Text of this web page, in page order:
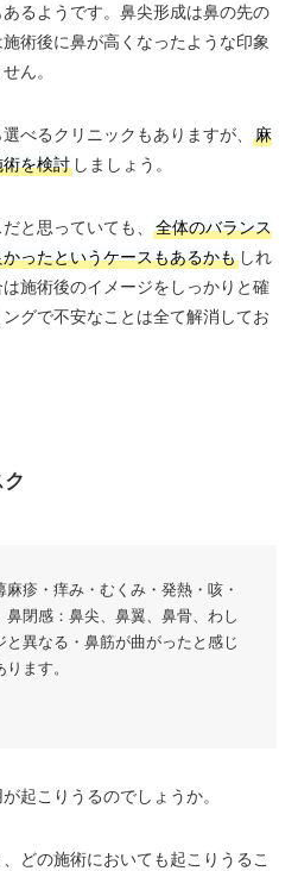
るようです。鼻尖形成は鼻の先の
術後に鼻が高くなったような印象
ん。
べるクリニックもありますが、
麻
を検討しましょう。
と思っていても、
全体のバランス
ったというケースもあるかもしれ
施術後のイメージをしっかりと確
グで不安なことは全て解消してお
疹・痒み・むくみ・発熱・咳・
閉感：鼻尖、鼻翼、鼻骨、わし
異なる・鼻筋が曲がったと感じ
ます。
起こりうるのでしょうか。
どの施術においても起こりうるこ